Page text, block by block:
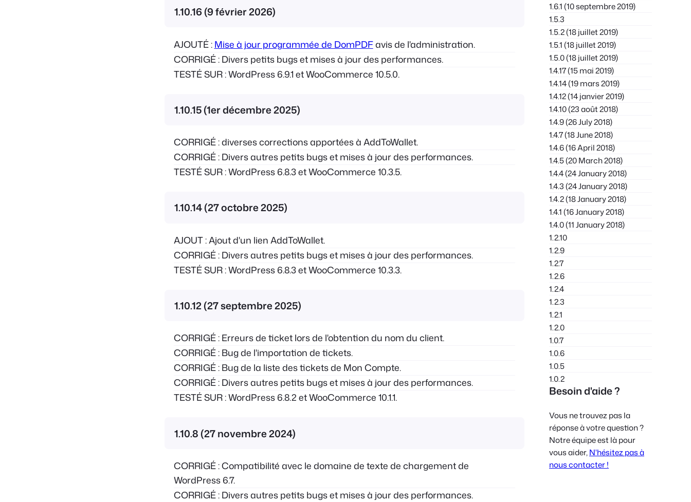
1.10.16 (9 février 2026)
AJOUTÉ : Mise à jour programmée de DomPDFavis de l'administration.
CORRIGÉ : Divers petits bugs et mises à jour des performances.
TESTÉ SUR : WordPress 6.9.1 et WooCommerce 10.5.0.
1.10.15 (1er décembre 2025)
CORRIGÉ : diverses corrections apportées à AddToWallet.
CORRIGÉ : Divers autres petits bugs et mises à jour des performances.
TESTÉ SUR : WordPress 6.8.3 et WooCommerce 10.3.5.
1.10.14 (27 octobre 2025)
AJOUT : Ajout d'un lien AddToWallet.
CORRIGÉ : Divers autres petits bugs et mises à jour des performances.
TESTÉ SUR : WordPress 6.8.3 et WooCommerce 10.3.3.
1.10.12 (27 septembre 2025)
CORRIGÉ : Erreurs de ticket lors de l'obtention du nom du client.
CORRIGÉ : Bug de l'importation de tickets.
CORRIGÉ : Bug de la liste des tickets de Mon Compte.
CORRIGÉ : Divers autres petits bugs et mises à jour des performances.
TESTÉ SUR : WordPress 6.8.2 et WooCommerce 10.1.1.
1.10.8 (27 novembre 2024)
CORRIGÉ : Compatibilité avec le domaine de texte de chargement de
WordPress 6.7.
CORRIGÉ : Divers autres petits bugs et mises à jour des performances.
1.6.1 (10 septembre 2019)
1.5.3
1.5.2 (18 juillet 2019)
1.5.1 (18 juillet 2019)
1.5.0 (18 juillet 2019)
1.4.17 (15 mai 2019)
1.4.14 (19 mars 2019)
1.4.12 (14 janvier 2019)
1.4.10 (23 août 2018)
1.4.9 (26 July 2018)
1.4.7 (18 June 2018)
1.4.6 (16 April 2018)
1.4.5 (20 March 2018)
1.4.4 (24 January 2018)
1.4.3 (24 January 2018)
1.4.2 (18 January 2018)
1.4.1 (16 January 2018)
1.4.0 (11 January 2018)
1.2.10
1.2.9
1.2.7
1.2.6
1.2.4
1.2.3
1.2.1
1.2.0
1.0.7
1.0.6
1.0.5
1.0.2
Besoin d'aide ?
Vous ne trouvez pas la
réponse à votre question ?
Notre équipe est là pour
vous aider,N'hésitez pas à
nous contacter !